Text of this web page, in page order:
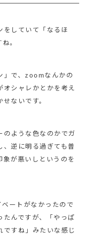
をしていて「なるほ
。
」で、zoomなんかの
オシャレかとかを考え
ないです。
のような色なのかでガ
、逆に明る過ぎても普
が悪いしというのを
ートがなかったので
たんですが、「やっぱ
ですね」みたいな感じ